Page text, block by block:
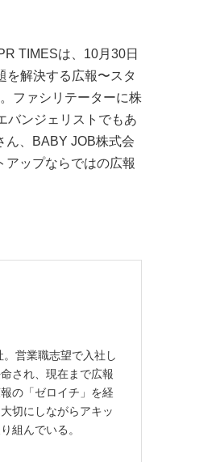
TIMESは、10月30日
を解決する広報〜スタ
ファシリテーターに株
バンジェリストでもあ
ん、BABY JOB株式会
アップならではの広報
営業職志望で入社し
され、現在まで広報
の「ゼロイチ」を経
切にしながらアキッ
組んでいる。